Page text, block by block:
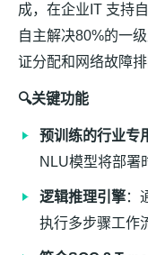
成，在企业IT 支持
自主解决80%的一
证分配和网络故障排
🔍关键功能
预训练的行业专
NLU模型将部署
逻辑推理引擎：
执行多步骤工作